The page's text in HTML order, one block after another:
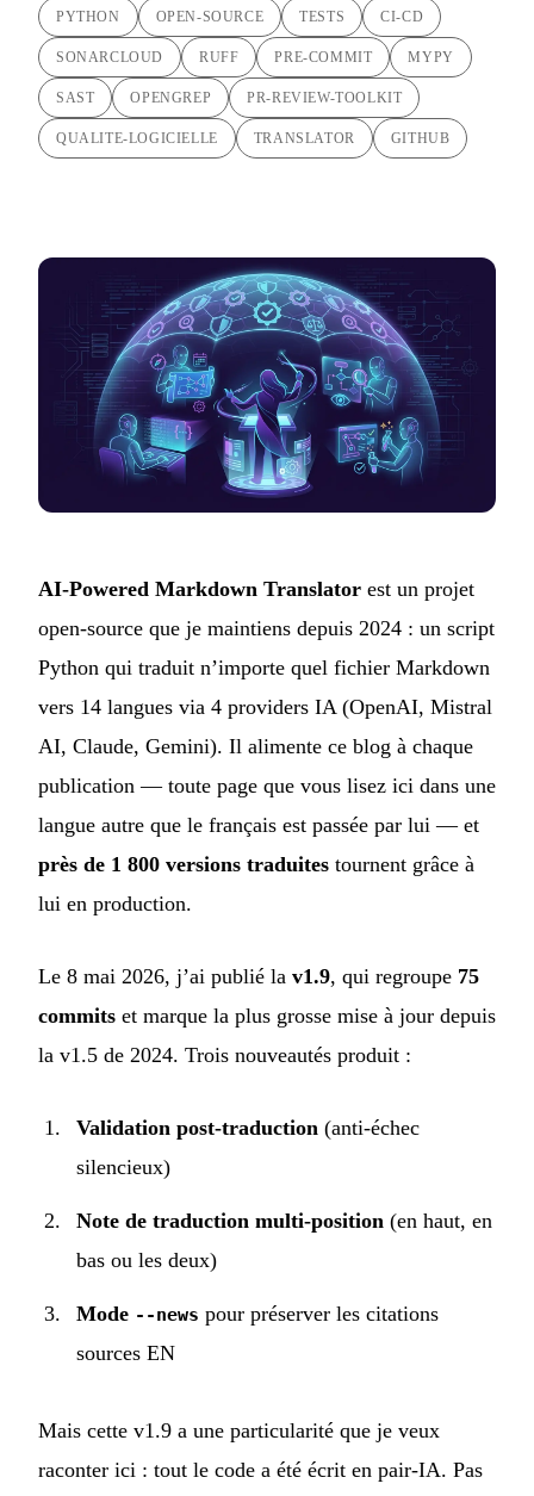
PYTHON OPEN-SOURCE TESTS CI-CD
SONARCLOUD RUFF PRE-COMMIT MYPY
SAST OPENGREP PR-REVIEW-TOOLKIT
QUALITE-LOGICIELLE TRANSLATOR GITHUB
AI-Powered Markdown Translator est un projet
open-source que je maintiens depuis 2024 : un script
Python qui traduit n’importe quel fichier Markdown
vers 14 langues via 4 providers IA (OpenAI, Mistral
AI, Claude, Gemini). Il alimente ce blog à chaque
publication — toute page que vous lisez ici dans une
langue autre que le français est passée par lui — et
près de 1 800 versions traduites tournent grâce à
lui en production.
Le 8 mai 2026, j’ai publié la v1.9, qui regroupe 75
commits et marque la plus grosse mise à jour depuis
la v1.5 de 2024. Trois nouveautés produit :
Validation post-traduction (anti-échec
silencieux)
Note de traduction multi-position (en haut, en
bas ou les deux)
Mode --news pour préserver les citations
sources EN
Mais cette v1.9 a une particularité que je veux
raconter ici : tout le code a été écrit en pair-IA. Pas